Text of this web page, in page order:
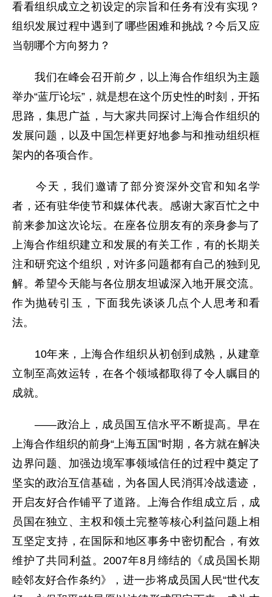
看看组织成立之初设定的宗旨和任务有没有实现？
组织发展过程中遇到了哪些困难和挑战？今后又应
当朝哪个方向努力？
我们在峰会召开前夕，以上海合作组织为主题
举办“蓝厅论坛”，就是想在这个历史性的时刻，开拓
思路，集思广益，与大家共同探讨上海合作组织的
发展问题，以及中国怎样更好地参与和推动组织框
架内的各项合作。
今天，我们邀请了部分资深外交官和知名学
者，还有驻华使节和媒体代表。感谢大家百忙之中
前来参加这次论坛。在座各位朋友有的亲身参与了
上海合作组织建立和发展的有关工作，有的长期关
注和研究这个组织，对许多问题都有自己的独到见
解。希望今天能与各位朋友坦诚深入地开展交流。
作为抛砖引玉，下面我先谈谈几点个人思考和看
法。
10年来，上海合作组织从初创到成熟，从建章
立制至高效运转，在各个领域都取得了令人瞩目的
成就。
——政治上，成员国互信水平不断提高。早在
上海合作组织的前身“上海五国”时期，各方就在解决
边界问题、加强边境军事领域信任的过程中奠定了
坚实的政治互信基础，为各国人民消弭冷战遗迹，
开启友好合作铺平了道路。上海合作组成立后，成
员国在独立、主权和领土完整等核心利益问题上相
互坚定支持，在国际和地区事务中密切配合，有效
维护了共同利益。2007年8月缔结的《成员国长期
睦邻友好合作条约》，进一步将成员国人民“世代友